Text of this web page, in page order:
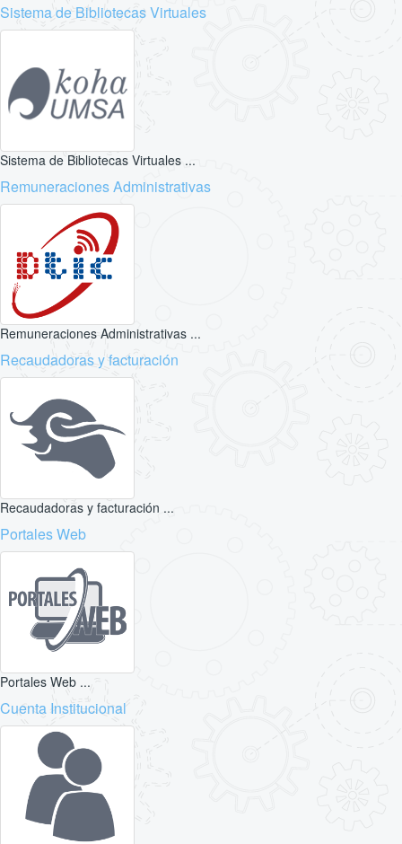
Sistema de Bibliotecas Virtuales
Sistema de Bibliotecas Virtuales ...
Remuneraciones Administrativas
Remuneraciones Administrativas ...
Recaudadoras y facturación
Recaudadoras y facturación ...
Portales Web
Portales Web ...
Cuenta Institucional